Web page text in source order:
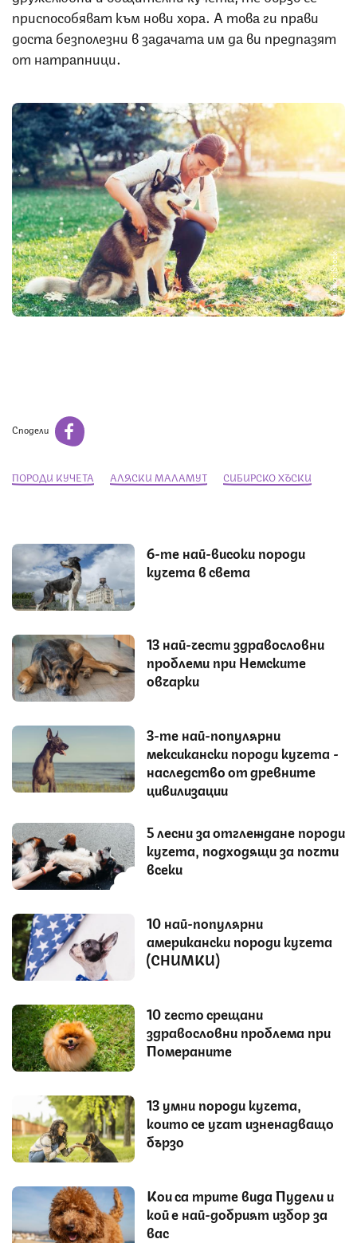
приспособяват към нови хора. А това ги прави
доста безполезни в задачата им да ви предпазят
от натрапници.
Снимка: iStock
Сподели
ПОРОДИ КУЧЕТА АЛЯСКИ МАЛАМУТ СИБИРСКО ХЪСКИ
6-те най-високи породи
кучета в света
13 най-чести здравословни
проблеми при Немските
овчарки
3-те най-популярни
мексикански породи кучета -
наследство от древните
цивилизации
5 лесни за отглеждане породи
кучета, подходящи за почти
всеки
10 най-популярни
американски породи кучета
(СНИМКИ)
10 често срещани
здравословни проблема при
Помераните
13 умни породи кучета,
които се учат изненадващо
бързо
Кои са трите вида Пудели и
кой е най-добрият избор за
вас